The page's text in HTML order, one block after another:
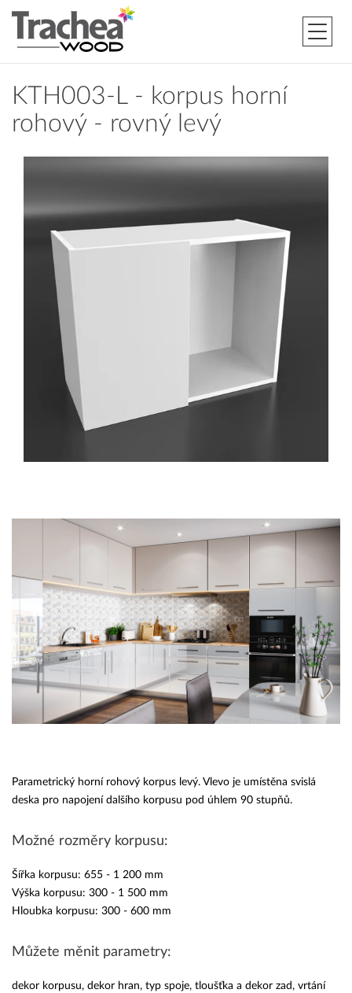
KTH003-L - korpus horní
rohový - rovný levý
Parametrický horní rohový korpus levý. Vlevo je umístěna svislá
deska pro napojení dalšího korpusu pod úhlem 90 stupňů.
Možné rozměry korpusu:
Šířka korpusu: 655 - 1 200 mm
Výška korpusu: 300 - 1 500 mm
Hloubka korpusu: 300 - 600 mm
Můžete měnit parametry:
dekor korpusu, dekor hran, typ spoje, tloušťka a dekor zad, vrtání